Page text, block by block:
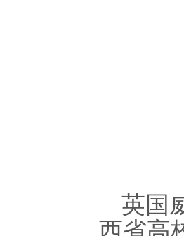
英国
西省高